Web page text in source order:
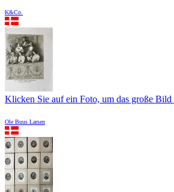
K&Co.
Klicken Sie auf ein Foto, um das große Bild
Ole Buus Larsen